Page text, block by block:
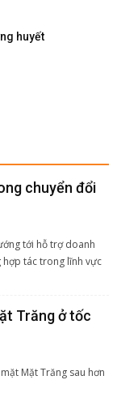
huyết
chuyển đổi
tới hỗ trợ doanh
hợp tác trong lĩnh vực
Trăng ở tốc
Mặt Trăng sau hơn